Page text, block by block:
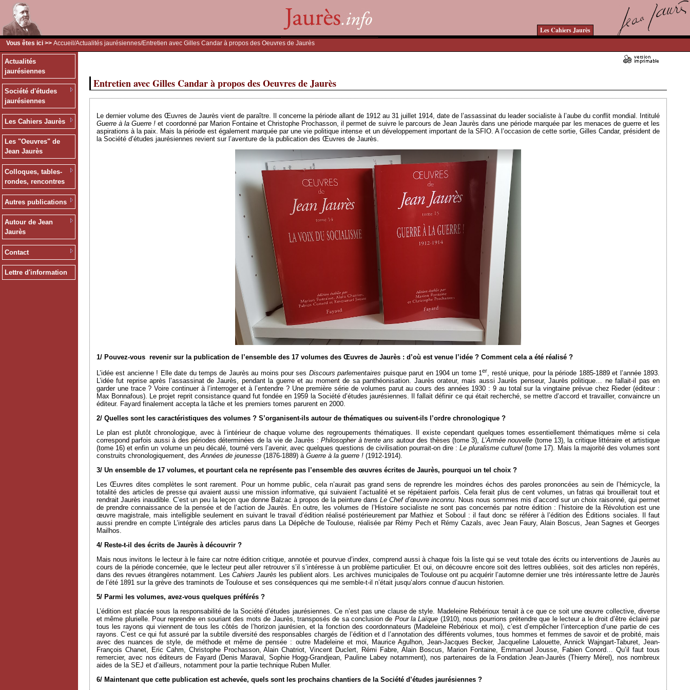
Les Cahiers Jaurès
Vous êtes ici >> Accueil /Actualités jaurésiennes/Entretien avec Gilles Candar à propos des Oeuvres de Jaurès
Actualités
jaurésiennes
Société d'études
jaurésiennes
Les Cahiers Jaurès
Les "Oeuvres" de
Jean Jaurès
Colloques, tables-
rondes, rencontres
Autres publications
Autour de Jean
Jaurès
Contact
Lettre d'information
Entretien avec Gilles Candar à propos des Oeuvres de Jaurès
Le dernier volume des Œuvres de Jaurès vient de paraître. Il concerne la période allant de 1912 au 31 juillet 1914, date de l’assassinat du leader socialiste à l’aube du conflit mondial. Intitulé
Guerre à la Guerre ! et coordonné par Marion Fontaine et Christophe Prochasson, il permet de suivre le parcours de Jean Jaurès dans une période marquée par les menaces de guerre et les
aspirations à la paix. Mais la période est également marquée par une vie politique intense et un développement important de la SFIO. A l’occasion de cette sortie, Gilles Candar, président de
la Société d’études jaurésiennes revient sur l’aventure de la publication des Œuvres de Jaurès.
1/ Pouvez-vous revenir sur la publication de l’ensemble des 17 volumes des Œuvres de Jaurès : d’où est venue l’idée ? Comment cela a été réalisé ?
L’idée est ancienne ! Elle date du temps de Jaurès au moins pour ses Discours parlementaires puisque parut en 1904 un tome 1er, resté unique, pour la période 1885-1889 et l’année 1893.
L’idée fut reprise après l’assassinat de Jaurès, pendant la guerre et au moment de sa panthéonisation. Jaurès orateur, mais aussi Jaurès penseur, Jaurès politique… ne fallait-il pas en
garder une trace ? Voire continuer à l’interroger et à l’entendre ? Une première série de volumes parut au cours des années 1930 : 9 au total sur la vingtaine prévue chez Rieder (éditeur :
Max Bonnafous). Le projet reprit consistance quand fut fondée en 1959 la Société d’études jaurésiennes. Il fallait définir ce qui était recherché, se mettre d’accord et travailler, convaincre un
éditeur. Fayard finalement accepta la tâche et les premiers tomes parurent en 2000.
2/ Quelles sont les caractéristiques des volumes ? S’organisent-ils autour de thématiques ou suivent-ils l’ordre chronologique ?
Le plan est plutôt chronologique, avec à l’intérieur de chaque volume des regroupements thématiques. Il existe cependant quelques tomes essentiellement thématiques même si cela
correspond parfois aussi à des périodes déterminées de la vie de Jaurès :Philosopher à trente ans autour des thèses (tome 3), L’Armée nouvelle (tome 13), la critique littéraire et artistique
(tome 16) et enfin un volume un peu décalé, tourné vers l’avenir, avec quelques questions de civilisation pourrait-on dire :Le pluralisme culturel(tome 17). Mais la majorité des volumes sont
construits chronologiquement, desAnnées de jeunesse (1876-1889) à Guerre à la guerre ! (1912-1914).
3/ Un ensemble de 17 volumes, et pourtant cela ne représente pas l’ensemble des œuvres écrites de Jaurès, pourquoi un tel choix ?
Les Œuvres dites complètes le sont rarement. Pour un homme public, cela n’aurait pas grand sens de reprendre les moindres échos des paroles prononcées au sein de l’hémicycle, la
totalité des articles de presse qui avaient aussi une mission informative, qui suivaient l’actualité et se répétaient parfois. Cela ferait plus de cent volumes, un fatras qui brouillerait tout et
rendrait Jaurès inaudible. C’est un peu la leçon que donne Balzac à propos de la peinture dansLe Chef d’œuvre inconnu. Nous nous sommes mis d’accord sur un choix raisonné, qui permet
de prendre connaissance de la pensée et de l’action de Jaurès. En outre, les volumes de l’Histoire socialiste ne sont pas concernés par notre édition : l’histoire de la Révolution est une
œuvre magistrale, mais intelligible seulement en suivant le travail d’édition réalisé postérieurement par Mathiez et Soboul : il faut donc se référer à l’édition des Éditions sociales. Il faut
aussi prendre en compte L’intégrale des articles parus dans La Dépêche de Toulouse, réalisée par Rémy Pech et Rémy Cazals, avec Jean Faury, Alain Boscus, Jean Sagnes et Georges
Mailhos.
4/ Reste-t-il des écrits de Jaurès à découvrir ?
Mais nous invitons le lecteur à le faire car notre édition critique, annotée et pourvue d’index, comprend aussi à chaque fois la liste qui se veut totale des écrits ou interventions de Jaurès au
cours de la période concernée, que le lecteur peut aller retrouver s’il s’intéresse à un problème particulier. Et oui, on découvre encore soit des lettres oubliées, soit des articles non repérés,
dans des revues étrangères notamment. Les Cahiers Jaurès les publient alors. Les archives municipales de Toulouse ont pu acquérir l’automne dernier une très intéressante lettre de Jaurès
de l’été 1891 sur la grève des traminots de Toulouse et ses conséquences qui me semble-t-il n’était jusqu’alors connue d’aucun historien.
5/ Parmi les volumes, avez-vous quelques préférés ?
L’édition est placée sous la responsabilité de la Société d’études jaurésiennes. Ce n’est pas une clause de style. Madeleine Rebérioux tenait à ce que ce soit une œuvre collective, diverse
et même plurielle. Pour reprendre en souriant des mots de Jaurès, transposés de sa conclusion de Pour la Laïque (1910), nous pourrions prétendre que le lecteur a le droit d’être éclairé par
tous les rayons qui viennent de tous les côtés de l’horizon jaurésien, et la fonction des coordonnateurs (Madeleine Rebérioux et moi), c’est d’empêcher l’interception d’une partie de ces
rayons. C’est ce qui fut assuré par la subtile diversité des responsables chargés de l’édition et d l’annotation des différents volumes, tous hommes et femmes de savoir et de probité, mais
avec des nuances de style, de méthode et même de pensée : outre Madeleine et moi, Maurice Agulhon, Jean-Jacques Becker, Jacqueline Lalouette, Annick Wajngart-Taburet, Jean-
François Chanet, Eric Cahm, Christophe Prochasson, Alain Chatriot, Vincent Duclert, Rémi Fabre, Alain Boscus, Marion Fontaine, Emmanuel Jousse, Fabien Conord… Qu’il faut tous
remercier, avec nos éditeurs de Fayard (Denis Maraval, Sophie Hogg-Grandjean, Pauline Labey notamment), nos partenaires de la Fondation Jean-Jaurès (Thierry Mérel), nos nombreux
aides de la SEJ et d’ailleurs, notamment pour la partie technique Ruben Muller.
6/ Maintenant que cette publication est achevée, quels sont les prochains chantiers de la Société d’études jaurésiennes ?